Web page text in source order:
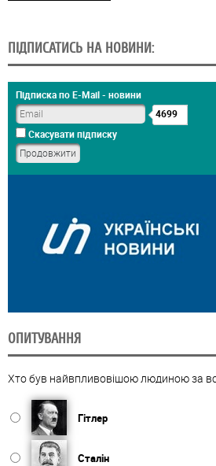
ПІДПИСАТИСЬ НА НОВИНИ:
Підписка по E-Mail - новини
4699
Скасувати підписку
ОПИТУВАННЯ
Хто був найвпливовішою людиною за
Гітлер
Сталін